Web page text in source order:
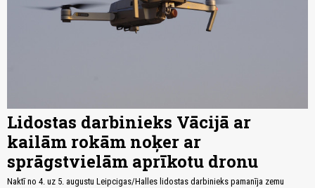
Lidostas darbinieks Vācijā ar
kailām rokām noķer ar
sprāgstvielām aprīkotu dronu
Naktī no 4. uz 5. augustu Leipcigas/Halles lidostas darbinieks pamanīja zemu